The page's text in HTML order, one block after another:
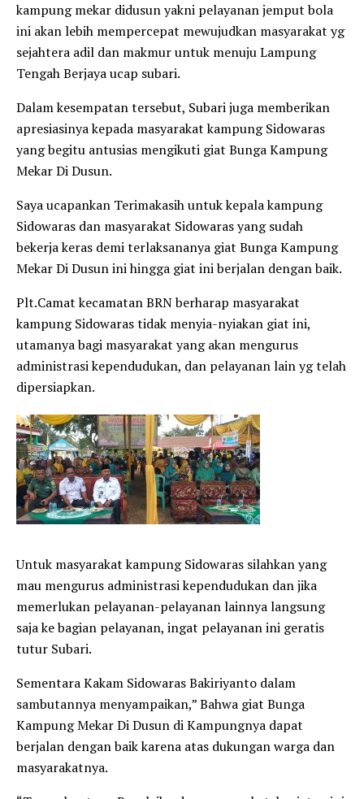
kampung mekar didusun yakni pelayanan jemput bola
ini akan lebih mempercepat mewujudkan masyarakat yg
sejahtera adil dan makmur untuk menuju Lampung
Tengah Berjaya ucap subari.
Dalam kesempatan tersebut, Subari juga memberikan
apresiasinya kepada masyarakat kampung Sidowaras
yang begitu antusias mengikuti giat Bunga Kampung
Mekar Di Dusun.
Saya ucapankan Terimakasih untuk kepala kampung
Sidowaras dan masyarakat Sidowaras yang sudah
bekerja keras demi terlaksananya giat Bunga Kampung
Mekar Di Dusun ini hingga giat ini berjalan dengan baik.
Plt.Camat kecamatan BRN berharap masyarakat
kampung Sidowaras tidak menyia-nyiakan giat ini,
utamanya bagi masyarakat yang akan mengurus
administrasi kependudukan, dan pelayanan lain yg telah
dipersiapkan.
Untuk masyarakat kampung Sidowaras silahkan yang
mau mengurus administrasi kependudukan dan jika
memerlukan pelayanan-pelayanan lainnya langsung
saja ke bagian pelayanan, ingat pelayanan ini geratis
tutur Subari.
Sementara Kakam Sidowaras Bakiriyanto dalam
sambutannya menyampaikan,” Bahwa giat Bunga
Kampung Mekar Di Dusun di Kampungnya dapat
berjalan dengan baik karena atas dukungan warga dan
masyarakatnya.